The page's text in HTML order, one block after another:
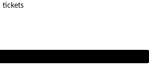
tickets